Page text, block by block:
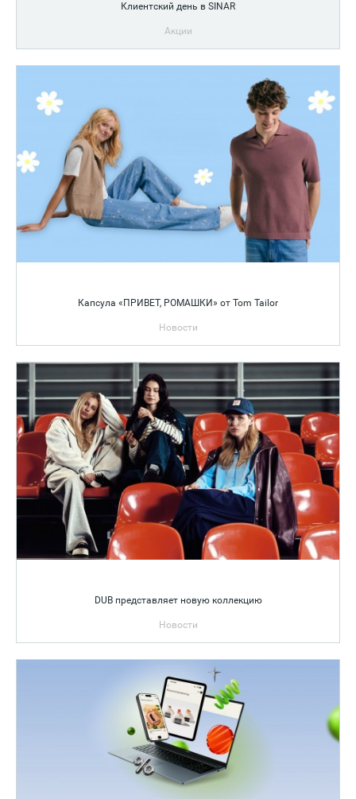
Клиентский день в SINAR
Акции
Капсула «ПРИВЕТ, РОМАШКИ» от Tom Tailor
Новости
DUB представляет новую коллекцию
Новости